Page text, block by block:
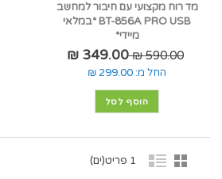
מד רוח מקצועי עם חיבור למחשב
BT-856A PRO USB *במלאי
מיידי*
590.00 ₪
349.00 ₪
החל מ: 299.00 ₪
הוסף לסל
1 פריט(ים)